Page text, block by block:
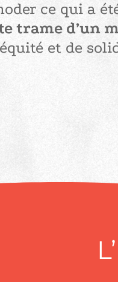
ce qui a
trame d’un
et de